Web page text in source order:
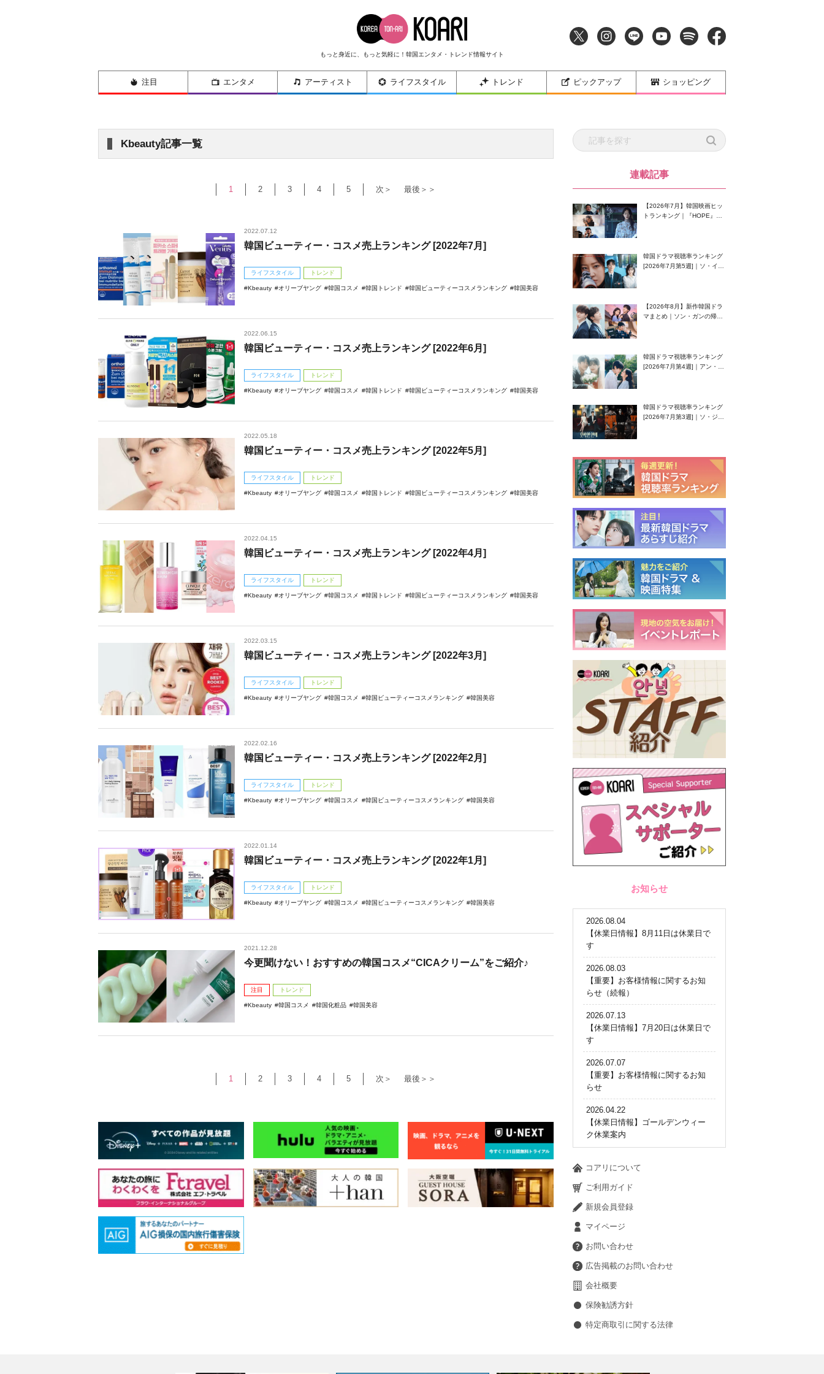
もっと身近に、もっと気軽に！韓国エンタメ・トレンド情報サイト
注目 エンタメ アーティスト ライフスタイル トレンド ピックアップ ショッピング
Kbeauty記事一覧
1 2 3 4 5 次＞ 最後＞＞
2022.07.12
韓国ビューティー・コスメ売上ランキング [2022年7月]
ライフスタイル トレンド
Kbeauty オリーブヤング 韓国コスメ 韓国トレンド 韓国ビューティーコスメランキング 韓国美容
2022.06.15
韓国ビューティー・コスメ売上ランキング [2022年6月]
ライフスタイル トレンド
Kbeauty オリーブヤング 韓国コスメ 韓国トレンド 韓国ビューティーコスメランキング 韓国美容
2022.05.18
韓国ビューティー・コスメ売上ランキング [2022年5月]
ライフスタイル トレンド
Kbeauty オリーブヤング 韓国コスメ 韓国トレンド 韓国ビューティーコスメランキング 韓国美容
2022.04.15
韓国ビューティー・コスメ売上ランキング [2022年4月]
ライフスタイル トレンド
Kbeauty オリーブヤング 韓国コスメ 韓国トレンド 韓国ビューティーコスメランキング 韓国美容
2022.03.15
韓国ビューティー・コスメ売上ランキング [2022年3月]
ライフスタイル トレンド
Kbeauty オリーブヤング 韓国コスメ 韓国ビューティーコスメランキング 韓国美容
2022.02.16
韓国ビューティー・コスメ売上ランキング [2022年2月]
ライフスタイル トレンド
Kbeauty オリーブヤング 韓国コスメ 韓国ビューティーコスメランキング 韓国美容
2022.01.14
韓国ビューティー・コスメ売上ランキング [2022年1月]
ライフスタイル トレンド
Kbeauty オリーブヤング 韓国コスメ 韓国ビューティーコスメランキング 韓国美容
2021.12.28
今更聞けない！おすすめの韓国コスメ“CICAクリーム”をご紹介♪
注目 トレンド
Kbeauty 韓国コスメ 韓国化粧品 韓国美容
1 2 3 4 5 次＞ 最後＞＞
連載記事
【2026年7月】韓国映画ヒッ
トランキング｜『HOPE』が
韓国ドラマ視聴率ランキング
[2026年7月第5週]｜ソ・イン
【2026年8月】新作韓国ドラ
マまとめ｜ソン・ガンの帰
韓国ドラマ視聴率ランキング
[2026年7月第4週]｜アン・ヒ
韓国ドラマ視聴率ランキング
[2026年7月第3週]｜ソ・ジソ
お知らせ
2026.08.04
【休業日情報】8月11日は休業日で
す
2026.08.03
【重要】お客様情報に関するお知
らせ（続報）
2026.07.13
【休業日情報】7月20日は休業日で
す
2026.07.07
【重要】お客様情報に関するお知
らせ
2026.04.22
【休業日情報】ゴールデンウィー
ク休業案内
コアリについて
ご利用ガイド
新規会員登録
マイページ
お問い合わせ
広告掲載のお問い合わせ
会社概要
保険勧誘方針
特定商取引に関する法律